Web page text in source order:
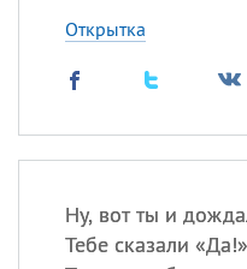
Открытка
Ну, вот ты и
Тебе сказали «Да!»